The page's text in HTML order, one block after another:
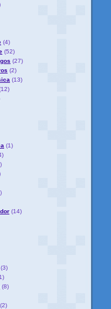
(4)
(52)
(27)
(2)
(13)
(1)
(14)
(3)
(8)
(2)